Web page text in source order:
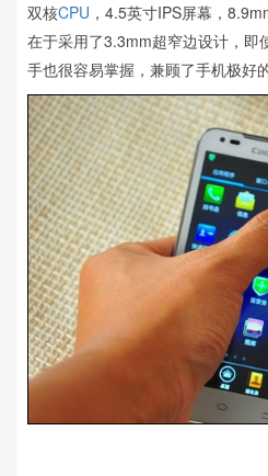
双核CPU ，4.5英寸IPS屏幕，
在于采用了3.3mm超窄边设计，即
手也很容易掌握，兼顾了手机极好